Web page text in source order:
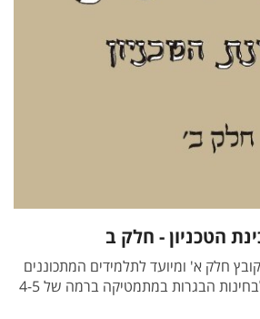
הטכניון - חלק ב
חלק א' ומיועד לתלמידים המתכוננים
במסגרות לימוד שונות לבחינות הבגרות במתמטיקה ברמה של 4-5